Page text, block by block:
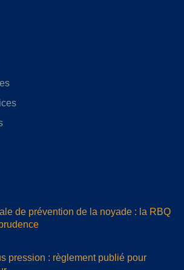
de prévention de la noyade : la RBQ
pression : règlement publié pour